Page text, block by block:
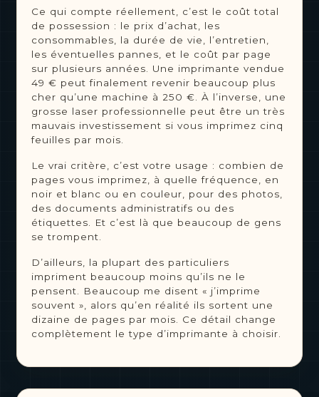
Ce qui compte réellement, c’est le coût total
de possession : le prix d’achat, les
consommables, la durée de vie, l’entretien,
les éventuelles pannes, et le coût par page
sur plusieurs années. Une imprimante vendue
49 € peut finalement revenir beaucoup plus
cher qu’une machine à 250 €. À l’inverse, une
grosse laser professionnelle peut être un très
mauvais investissement si vous imprimez cinq
feuilles par mois.
Le vrai critère, c’est votre usage : combien de
pages vous imprimez, à quelle fréquence, en
noir et blanc ou en couleur, pour des photos,
des documents administratifs ou des
étiquettes. Et c’est là que beaucoup de gens
se trompent.
D’ailleurs, la plupart des particuliers
impriment beaucoup moins qu’ils ne le
pensent. Beaucoup me disent « j’imprime
souvent », alors qu’en réalité ils sortent une
dizaine de pages par mois. Ce détail change
complètement le type d’imprimante à choisir.